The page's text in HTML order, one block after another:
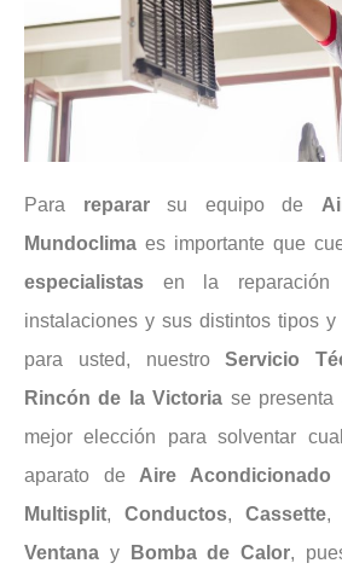
Para repararsu equipo de
Mundoclima es importante que
especialistas en la
instalaciones y sus distintos tipos y
para usted, nuestroServicio
Rincón de la Victoria se presenta
mejor elección para solventar
aparato de Aire Acondicionado
Multisplit,Conductos,Cassette,
Ventana y Bomba de Calor,